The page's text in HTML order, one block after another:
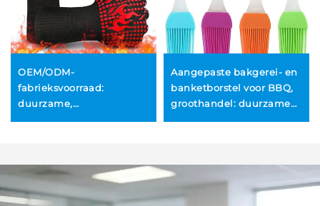
OEM/ODM-
fabrieksvoorraad:
duurzame,
hoge
temperatuurbestendigheid,
vuurvast en brandwerend
Aangepaste bakgerei- en
banketborstel voor BBQ,
groothandel: duurzame
olieborstel